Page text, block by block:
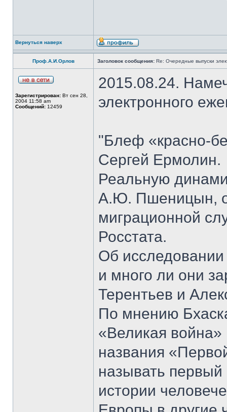
Вернуться наверх
Проф.А.И.Орлов Заголовок сообщения: Re: Очередные выпуски
Зарегистрирован: Вт сен 28,
2004 11:58 am
Сообщений: 12459
2015.08.24.
электронного
"Блеф «красно-
Сергей Ермолин.
Реальную
А.Ю. Пшеницын,
миграционной
Росстата.
Об
и много ли они
Терентьев и
По мнению
«Великая война»
названия
называть
истории